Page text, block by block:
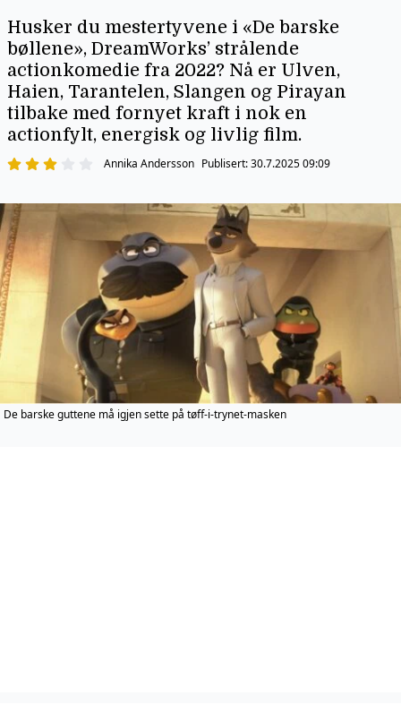
Husker du mestertyvene i «De barske
bøllene», DreamWorks’ strålende
actionkomedie fra 2022? Nå er Ulven,
Haien, Tarantelen, Slangen og Pirayan
tilbake med fornyet kraft i nok en
actionfylt, energisk og livlig film.
Annika Andersson Publisert:30.7.2025 09:09
De barske guttene må igjen sette på tøff-i-trynet-masken